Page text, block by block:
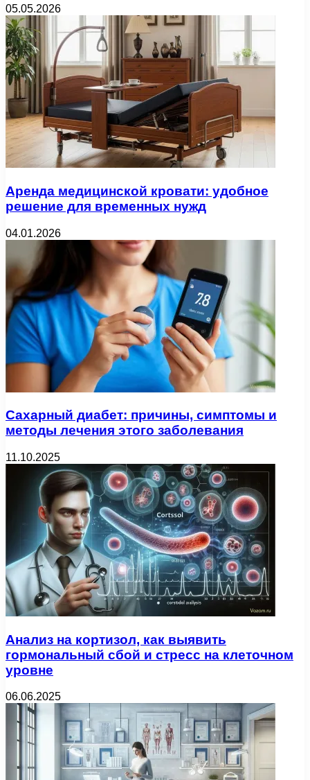
05.05.2026
Аренда медицинской кровати: удобное
решение для временных нужд
04.01.2026
Сахарный диабет: причины, симптомы и
методы лечения этого заболевания
11.10.2025
Анализ на кортизол, как выявить
гормональный сбой и стресс на клеточном
уровне
06.06.2025